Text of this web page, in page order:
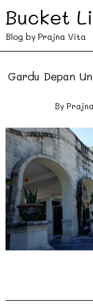
Bucket
Blog by Prajna Vita
Gardu Depan
By